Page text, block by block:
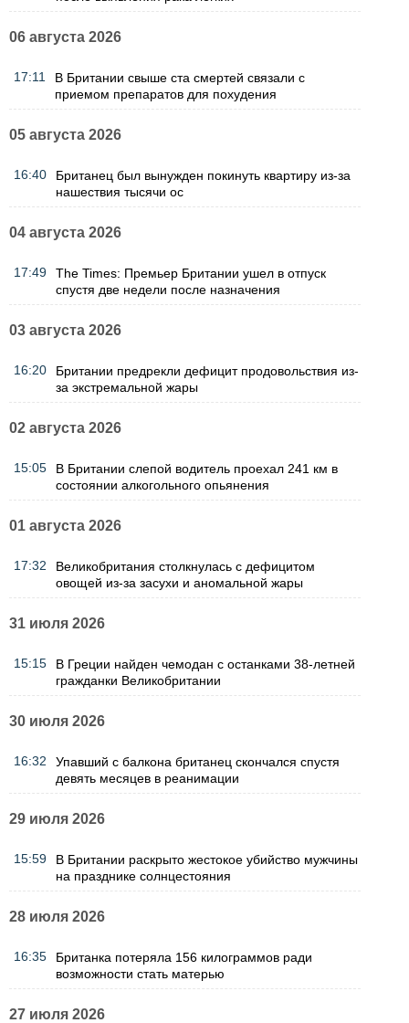
06 августа 2026
17:11
В Британии свыше ста смертей связали с
приемом препаратов для похудения
05 августа 2026
16:40
Британец был вынужден покинуть квартиру из-за
нашествия тысячи ос
04 августа 2026
17:49
The Times: Премьер Британии ушел в отпуск
спустя две недели после назначения
03 августа 2026
16:20
Британии предрекли дефицит продовольствия из-
за экстремальной жары
02 августа 2026
15:05
В Британии слепой водитель проехал 241 км в
состоянии алкогольного опьянения
01 августа 2026
17:32
Великобритания столкнулась с дефицитом
овощей из-за засухи и аномальной жары
31 июля 2026
15:15
В Греции найден чемодан с останками 38-летней
гражданки Великобритании
30 июля 2026
16:32
Упавший с балкона британец скончался спустя
девять месяцев в реанимации
29 июля 2026
15:59
В Британии раскрыто жестокое убийство мужчины
на празднике солнцестояния
28 июля 2026
16:35
Британка потеряла 156 килограммов ради
возможности стать матерью
27 июля 2026